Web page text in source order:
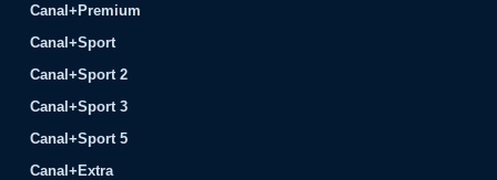
Canal+Premium
Canal+Sport
Canal+Sport 2
Canal+Sport 3
Canal+Sport 5
Canal+Extra